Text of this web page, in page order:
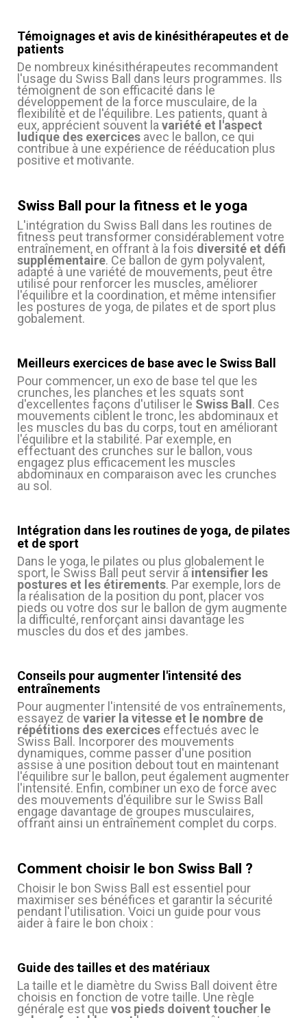
Témoignages et avis de kinésithérapeutes et de
patients
De nombreux kinésithérapeutes recommandent
l'usage du Swiss Ball dans leurs programmes. Ils
témoignent de son efficacité dans le
développement de la force musculaire, de la
flexibilité et de l'équilibre. Les patients, quant à
eux, apprécient souvent lavariété et l'aspect
ludique des exercices avec le ballon, ce qui
contribue à une expérience de rééducation plus
positive et motivante.
Swiss Ball pour la fitness et le yoga
L'intégration du Swiss Ball dans les routines de
fitness peut transformer considérablement votre
entraînement, en offrant à la fois diversité et défi
supplémentaire. Ce ballon de gym polyvalent,
adapté à une variété de mouvements, peut être
utilisé pour renforcer les muscles, améliorer
l'équilibre et la coordination, et même intensifier
les postures de yoga, de pilates et de sport plus
gobalement.
Meilleurs exercices de base avec le Swiss Ball
Pour commencer, un exo de base tel que les
crunches, les planches et les squats sont
d'excellentes façons d'utiliser le Swiss Ball . Ces
mouvements ciblent le tronc, les abdominaux et
les muscles du bas du corps, tout en améliorant
l'équilibre et la stabilité. Par exemple, en
effectuant des crunches sur le ballon, vous
engagez plus efficacement les muscles
abdominaux en comparaison avec les crunches
au sol.
Intégration dans les routines de yoga, de pilates
et de sport
Dans le yoga, le pilates ou plus globalement le
sport, le Swiss Ball peut servir àintensifier les
postures et les étirements. Par exemple, lors de
la réalisation de la position du pont, placer vos
pieds ou votre dos sur le ballon de gym augmente
la difficulté, renforçant ainsi davantage les
muscles du dos et des jambes.
Conseils pour augmenter l'intensité des
entraînements
Pour augmenter l'intensité de vos entraînements,
essayez de varier la vitesse et le nombre de
répétitions des exercices effectués avec le
Swiss Ball. Incorporer des mouvements
dynamiques, comme passer d'une position
assise à une position debout tout en maintenant
l'équilibre sur le ballon, peut également augmenter
l'intensité. Enfin, combiner un exo de force avec
des mouvements d'équilibre sur le Swiss Ball
engage davantage de groupes musculaires,
offrant ainsi un entraînement complet du corps.
Comment choisir le bon Swiss Ball ?
Choisir le bon Swiss Ball est essentiel pour
maximiser ses bénéfices et garantir la sécurité
pendant l'utilisation. Voici un guide pour vous
aider à faire le bon choix :
Guide des tailles et des matériaux
La taille et le diamètre du Swiss Ball doivent être
choisis en fonction de votre taille. Une règle
générale est que vos pieds doivent toucher le